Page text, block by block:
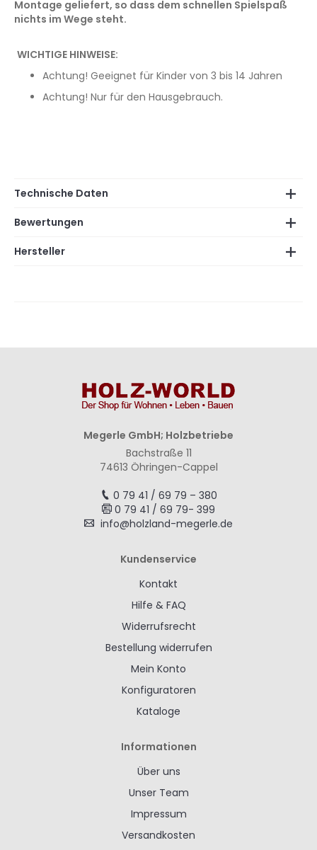
Montage geliefert, so dass dem schnellen Spielspaß
nichts im Wege steht.
WICHTIGE HINWEISE:
Achtung! Geeignet für Kinder von 3 bis 14 Jahren
Achtung! Nur für den Hausgebrauch.
Technische Daten
Bewertungen
Hersteller
Megerle GmbH; Holzbetriebe
Bachstraße 11
74613 Öhringen-Cappel
0 79 41 / 69 79 – 380
0 79 41 / 69 79- 399
info@holzland-megerle.de
Kundenservice
Kontakt
Hilfe & FAQ
Widerrufsrecht
Bestellung widerrufen
Mein Konto
Konfiguratoren
Kataloge
Informationen
Über uns
Unser Team
Impressum
Versandkosten